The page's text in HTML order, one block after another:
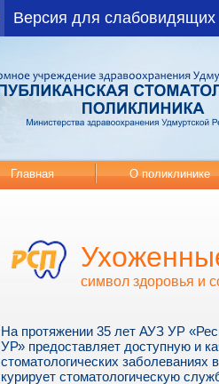
Версия для слабовидящих
Главная О поликлинике
символ здоровья и
На протяжении 35 лет АУЗ УР
УР» предоставляет доступную и
стоматологических
курирует стоматологическую